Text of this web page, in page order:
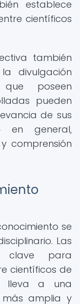
establece
científicos
también
divulgación
poseen
pueden
de sus
en general,
comprensión
se
Las
clave para
científicos de
lleva a una
más amplia y